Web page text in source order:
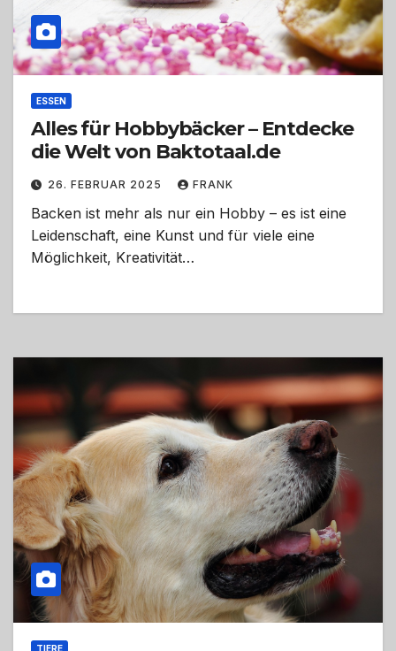
ESSEN
Alles für Hobbybäcker – Entdecke
die Welt von Baktotaal.de
26. FEBRUAR 2025 FRANK
Backen ist mehr als nur ein Hobby – es ist eine
Leidenschaft, eine Kunst und für viele eine
Möglichkeit, Kreativität…
TIERE